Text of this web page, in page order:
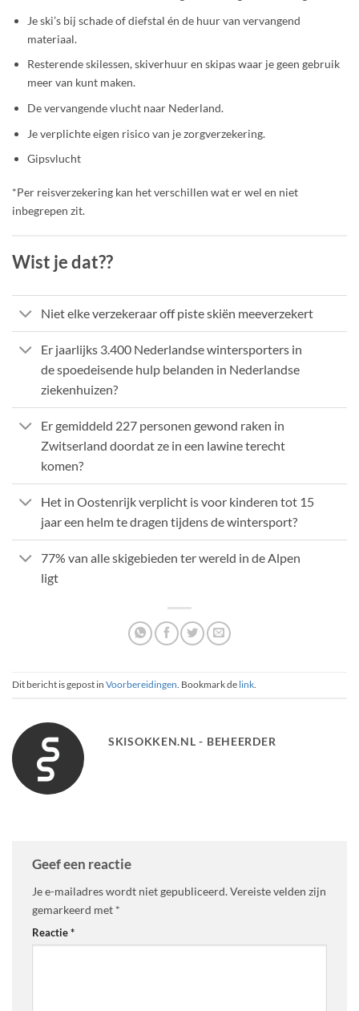
Je ski’s bij schade of diefstal én de huur van vervangend
materiaal.
Resterende skilessen, skiverhuur en skipas waar je geen gebruik
meer van kunt maken.
De vervangende vlucht naar Nederland.
Je verplichte eigen risico van je zorgverzekering.
Gipsvlucht
*Per reisverzekering kan het verschillen wat er wel en niet
inbegrepen zit.
Wist je dat??
Niet elke verzekeraar off piste skiën meeverzekert
Er jaarlijks 3.400 Nederlandse wintersporters in
de spoedeisende hulp belanden in Nederlandse
ziekenhuizen?
Er gemiddeld 227 personen gewond raken in
Zwitserland doordat ze in een lawine terecht
komen?
Het in Oostenrijk verplicht is voor kinderen tot 15
jaar een helm te dragen tijdens de wintersport?
77% van alle skigebieden ter wereld in de Alpen
ligt
Dit bericht is gepost in Voorbereidingen . Bookmark de link
SKISOKKEN.NL - BEHEERDER
Geef een reactie
Je e-mailadres wordt niet gepubliceerd.Vereiste velden zijn
gemarkeerd met *
Reactie*